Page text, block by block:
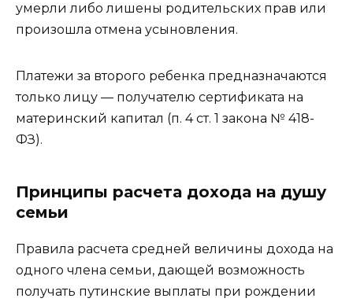
умерли либо лишены родительских прав или
произошла отмена усыновления.
Платежи за второго ребенка предназначаются
только лицу — получателю сертификата на
материнский капитал (п. 4 ст. 1 закона № 418-
ФЗ).
Принципы расчета дохода на душу
семьи
Правила расчета средней величины дохода на
одного члена семьи, дающей возможность
получать путинские выплаты при рождении